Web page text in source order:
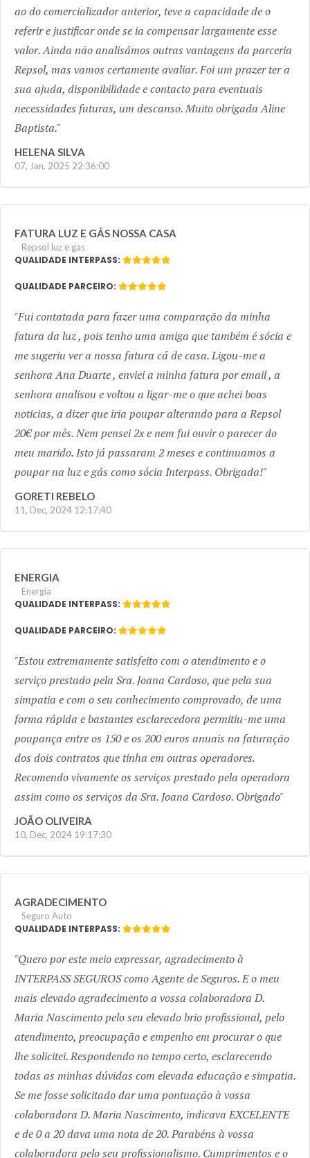
ao do comercializador anterior, teve a capacidade de o
referir e justificar onde se ia compensar largamente esse
valor. Ainda não analisámos outras vantagens da parceria
Repsol, mas vamos certamente avaliar. Foi um prazer ter a
sua ajuda, disponibilidade e contacto para eventuais
necessidades futuras, um descanso. Muito obrigada Aline
Baptista.
HELENA SILVA
07, Jan, 2025 22:36:00
FATURA LUZ E GÁS NOSSA CASA
Repsol luz e gas
QUALIDADE INTERPASS:
QUALIDADE PARCEIRO:
Fui contatada para fazer uma comparação da minha
fatura da luz , pois tenho uma amiga que também é sócia e
me sugeriu ver a nossa fatura cá de casa. Ligou-me a
senhora Ana Duarte , enviei a minha fatura por email , a
senhora analisou e voltou a ligar-me o que achei boas
noticias, a dizer que iria poupar alterando para a Repsol
20€ por mês. Nem pensei 2x e nem fui ouvir o parecer do
meu marido. Isto já passaram 2 meses e continuamos a
poupar na luz e gás como sócia Interpass. Obrigada!
GORETI REBELO
11, Dec, 2024 12:17:40
ENERGIA
Energia
QUALIDADE INTERPASS:
QUALIDADE PARCEIRO:
Estou extremamente satisfeito com o atendimento e o
serviço prestado pela Sra. Joana Cardoso, que pela sua
simpatia e com o seu conhecimento comprovado, de uma
forma rápida e bastantes esclarecedora permitiu-me uma
poupança entre os 150 e os 200 euros anuais na faturação
dos dois contratos que tinha em outras operadores.
Recomendo vivamente os serviços prestado pela operadora
assim como os serviços da Sra. Joana Cardoso. Obrigado
JOÃO OLIVEIRA
10, Dec, 2024 19:17:30
AGRADECIMENTO
Seguro Auto
QUALIDADE INTERPASS:
Quero por este meio expressar, agradecimento à
INTERPASS SEGUROS como Agente de Seguros. E o meu
mais elevado agradecimento a vossa colaboradora D.
Maria Nascimento pelo seu elevado brio profissional, pelo
atendimento, preocupação e empenho em procurar o que
lhe solicitei. Respondendo no tempo certo, esclarecendo
todas as minhas dúvidas com elevada educação e simpatia.
Se me fosse solicitado dar uma pontuação à vossa
colaboradora D. Maria Nascimento, indicava EXCELENTE
e de 0 a 20 dava uma nota de 20. Parabéns à vossa
colaboradora pelo seu profissionalismo. Cumprimentos e o